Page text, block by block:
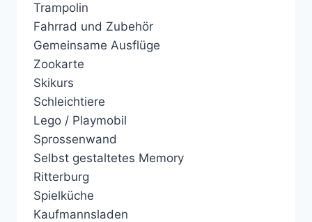
Trampolin
Fahrrad und Zubehör
Gemeinsame Ausflüge
Zookarte
Skikurs
Schleichtiere
Lego / Playmobil
Sprossenwand
Selbst gestaltetes Memory
Ritterburg
Spielküche
Kaufmannsladen